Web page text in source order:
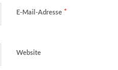
E-Mail-Adresse *
Website